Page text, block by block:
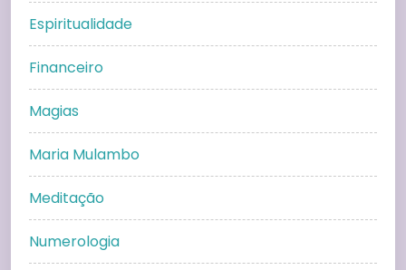
Espiritualidade
Financeiro
Magias
Maria Mulambo
Meditação
Numerologia